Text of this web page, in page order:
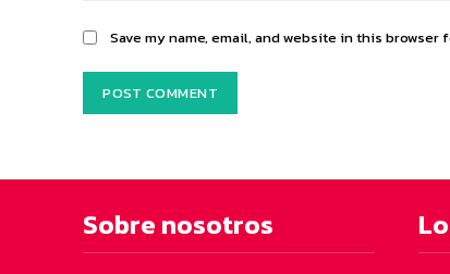
Save my name, email, and website in this
Sobre nosotros